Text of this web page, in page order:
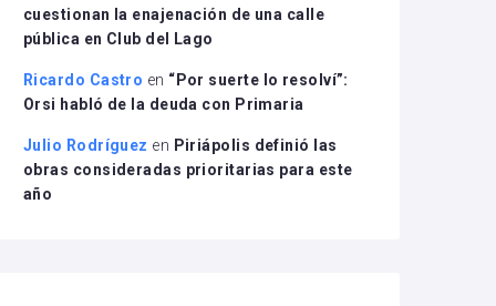
cuestionan la enajenación de una calle
pública en Club del Lago
Ricardo Castro en “Por suerte lo resolví”:
Orsi habló de la deuda con Primaria
Julio Rodríguez en Piriápolis definió las
obras consideradas prioritarias para este
año